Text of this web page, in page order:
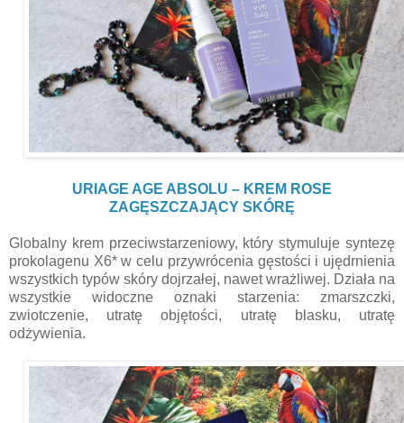
URIAGE AGE ABSOLU – KREM ROSE
ZAGĘSZCZAJĄCY SKÓRĘ
Globalny krem przeciwstarzeniowy, który stymuluje syntezę
prokolagenu X6* w celu przywrócenia gęstości i ujędrnienia
wszystkich typów skóry dojrzałej, nawet wrażliwej. Działa na
wszystkie widoczne oznaki starzenia: zmarszczki,
zwiotczenie, utratę objętości, utratę blasku, utratę
odżywienia.